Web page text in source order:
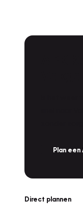
Plan een
Direct plannen